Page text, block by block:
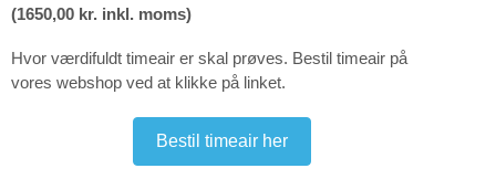
(1650,00 kr. inkl. moms)
Hvor værdifuldt timeair er skal prøves. Bestil timeair på
vores webshop ved at klikke på linket.
Bestil timeair her